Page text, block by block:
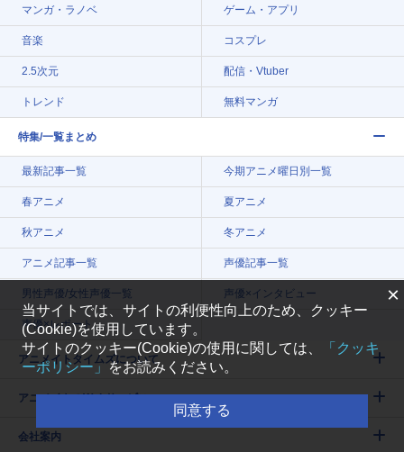
マンガ・ラノベ ゲーム・アプリ
音楽 コスプレ
2.5次元 配信・Vtuber
トレンド 無料マンガ
特集/一覧まとめ
最新記事一覧 今期アニメ曜日別一覧
春アニメ 夏アニメ
秋アニメ 冬アニメ
アニメ記事一覧 声優記事一覧
男性声優/女性声優一覧 声優×インタビュー
声優×レポート
アニメイトタイムズについて
アニメイトのWebサービス
会社案内
×
当サイトでは、サイトの利便性向上のため、クッキー
(Cookie)を使用しています。
サイトのクッキー(Cookie)の使用に関しては、
「クッキ
ーポリシー」をお読みください。
同意する